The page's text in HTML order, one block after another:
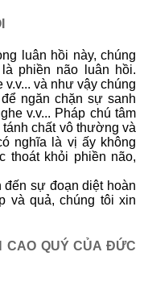
luân hồi này, chúng
phiền não luân hồi.
và như vậy chúng
ngăn chặn sự sanh
v.v... Pháp chú tâm
chất vô thường và
nghĩa là vị ấy không
thoát khỏi phiền não,
sự đoạn diệt hoàn
và quả, chúng tôi xin
CAO QUÝ CỦA ĐỨC